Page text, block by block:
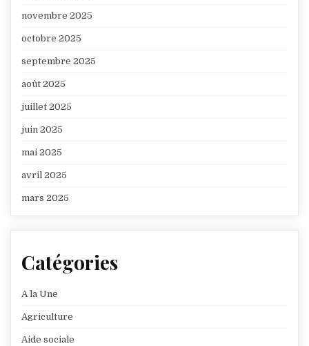
novembre 2025
octobre 2025
septembre 2025
août 2025
juillet 2025
juin 2025
mai 2025
avril 2025
mars 2025
Catégories
A la Une
Agriculture
Aide sociale